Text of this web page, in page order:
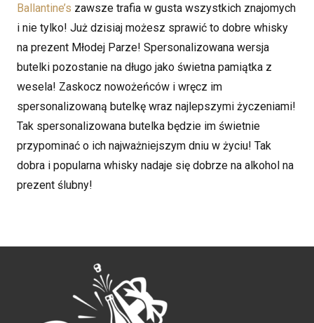
Ballantine’s zawsze trafia w gusta wszystkich znajomych
i nie tylko! Już dzisiaj możesz sprawić to dobre whisky
na prezent Młodej Parze! Spersonalizowana wersja
butelki pozostanie na długo jako świetna pamiątka z
wesela! Zaskocz nowożeńców i wręcz im
spersonalizowaną butelkę wraz najlepszymi życzeniami!
Tak spersonalizowana butelka będzie im świetnie
przypominać o ich najważniejszym dniu w życiu! Tak
dobra i popularna whisky nadaje się dobrze na alkohol na
prezent ślubny!